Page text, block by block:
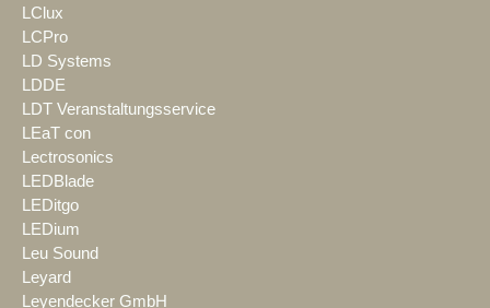
LClux
LCPro
LD Systems
LDDE
LDT Veranstaltungsservice
LEaT con
Lectrosonics
LEDBlade
LEDitgo
LEDium
Leu Sound
Leyard
Leyendecker GmbH